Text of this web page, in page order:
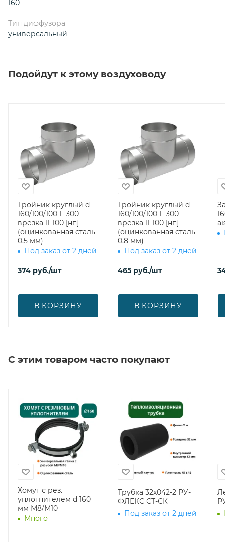
160
Тип диффузора
универсальный
Подойдут к этому воздуховоду
Тройник круглый d
160/100/100 L-300
врезка l1-100 [нп]
(оцинкованная сталь
0,5 мм)
Под заказ от 2 дней
374 руб./шт
В КОРЗИНУ
Тройник круглый d
160/100/100 L-300
врезка l1-100 [нп]
(оцинкованная сталь
0,8 мм)
Под заказ от 2 дней
465 руб./шт
В КОРЗИНУ
160
С этим товаром часто покупают
Хомут с рез.
уплотнителем d 160
мм М8/М10
Много
Трубка 32х042-2 РУ-
ФЛЕКС СТ-СК
Под заказ от 2 дней